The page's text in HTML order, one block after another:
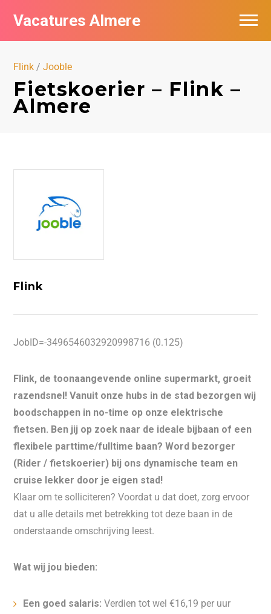
Vacatures Almere
Flink /Jooble
Fietskoerier – Flink –
Almere
Flink
JobID=-3496546032920998716 (0.125)
Flink, de toonaangevende online supermarkt, groeit
razendsnel! Vanuit onze hubs in de stad bezorgen wij
boodschappen in no-time op onze elektrische
fietsen. Ben jij op zoek naar de ideale bijbaan of een
flexibele parttime/fulltime baan? Word bezorger
(Rider / fietskoerier) bij ons dynamische team en
cruise lekker door je eigen stad!
Klaar om te solliciteren? Voordat u dat doet, zorg ervoor
dat u alle details met betrekking tot deze baan in de
onderstaande omschrijving leest.
Wat wij jou bieden:
Een goed salaris:Verdien tot wel €16,19 per uur
Vacatures per bedrijf
Nieuwsbrief feed